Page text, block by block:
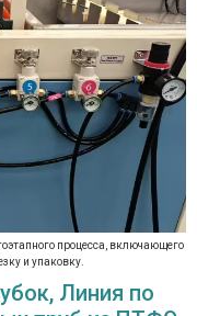
процесса, включающего
и упаковку.
Линия по